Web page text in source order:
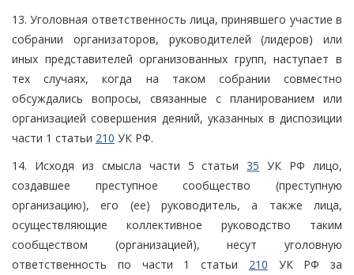
13. Уголовная ответственность лица, принявшего участие в
собрании организаторов, руководителей (лидеров) или
иных представителей организованных групп, наступает в
тех случаях, когда на таком собрании совместно
обсуждались вопросы, связанные с планированием или
организацией совершения деяний, указанных в диспозиции
части 1 статьи 210 УК РФ.
14. Исходя из смысла части 5 статьи35 УК РФ лицо,
создавшее преступное сообщество (преступную
организацию), его (ее) руководитель, а также лица,
осуществляющие коллективное руководство таким
сообществом (организацией), несут уголовную
ответственность по части 1 статьи 210 УК РФ за